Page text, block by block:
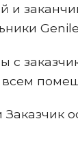
и
с
всем